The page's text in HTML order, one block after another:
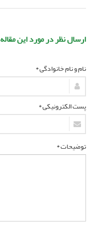
ارسال نظر در مورد این مقاله
نام و نام خانوادگی *
پست الکترونیکی *
توضیحات *